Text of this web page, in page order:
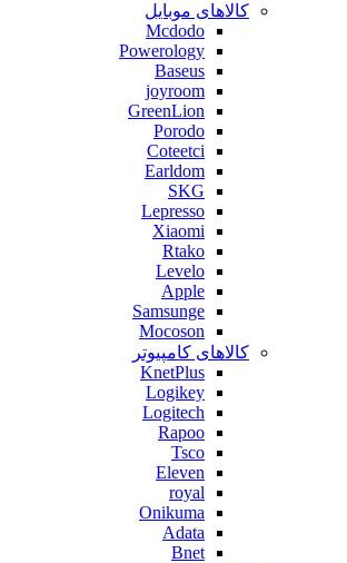
کالاهای موبایل
Mcdodo
Powerology
Baseus
joyroom
GreenLion
Porodo
Coteetci
Earldom
SKG
Lepresso
Xiaomi
Rtako
Levelo
Apple
Samsunge
Mocoson
کالاهای کامپیوتر
KnetPlus
Logikey
Logitech
Rapoo
Tsco
Eleven
royal
Onikuma
Adata
Bnet